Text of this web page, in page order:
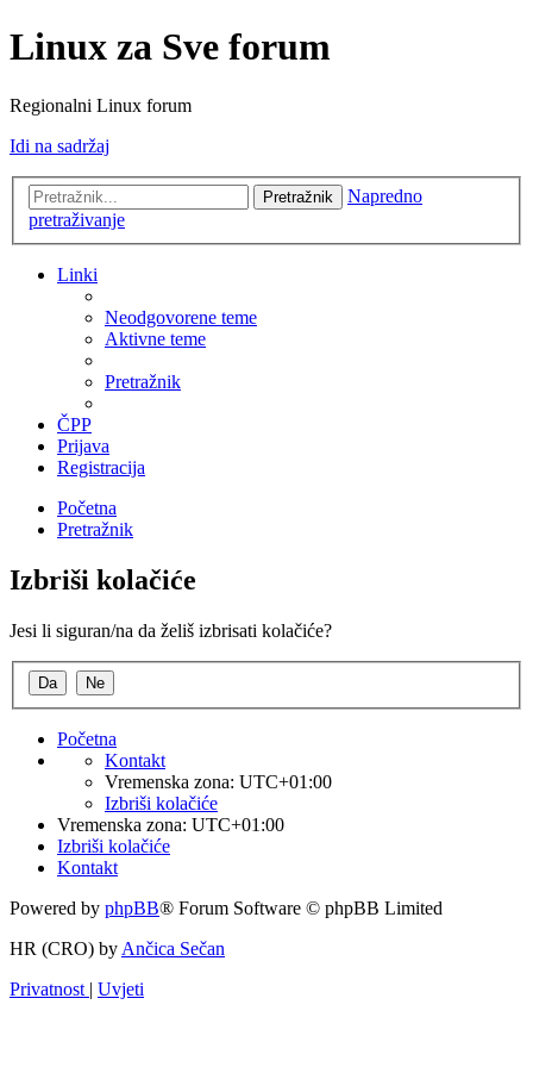
Linux za Sve forum
Regionalni Linux forum
Idi na sadržaj
Pretražnik
Napredno
pretraživanje
Linki
Neodgovorene teme
Aktivne teme
Pretražnik
ČPP
Prijava
Registracija
Početna
Pretražnik
Izbriši kolačiće
Jesi li siguran/na da želiš izbrisati kolačiće?
Početna
Kontakt
Vremenska zona: UTC+01:00
Izbriši kolačiće
Vremenska zona: UTC+01:00
Izbriši kolačiće
Kontakt
Powered by phpBB® Forum Software © phpBB Limited
HR (CRO) by Ančica Sečan
Privatnost | Uvjeti